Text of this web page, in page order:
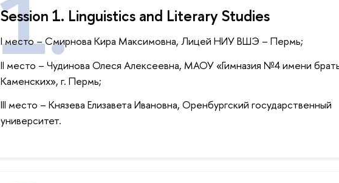
Session 1. Linguistics and Literary Studies
I место – Смирнова Кира Максимовна, Лицей НИУ ВШЭ – Пермь;
II место – Чудинова Олеся Алексеевна, МАОУ «Гимназия №4 имени
Каменских», г. Пермь;
III место – Князева Елизавета Ивановна, Оренбургский государственный
университет.